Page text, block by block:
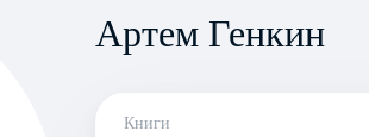
Артем Генкин
Книги